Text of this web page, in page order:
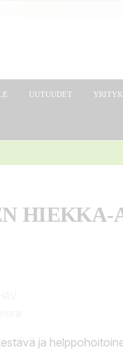
UUTUUDET
HIEKKA-
ja